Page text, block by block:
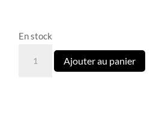
En stock
Ajouter au panier